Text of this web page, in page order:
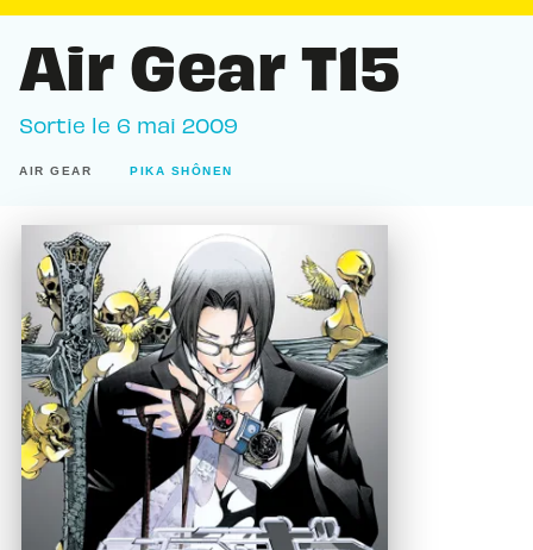
Air Gear T15
Sortie le 6 mai 2009
AIR GEAR PIKA SHÔNEN